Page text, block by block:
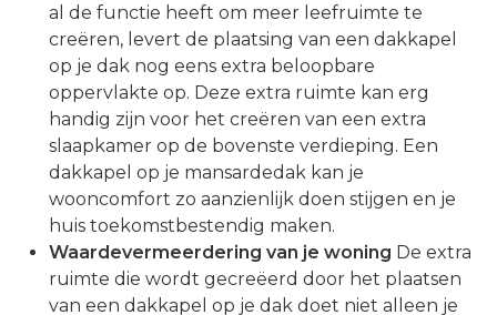
al de functie heeft om meer leefruimte te
creëren, levert de plaatsing van een dakkapel
op je dak nog eens extra beloopbare
oppervlakte op. Deze extra ruimte kan erg
handig zijn voor het creëren van een extra
slaapkamer op de bovenste verdieping. Een
dakkapel op je mansardedak kan je
wooncomfort zo aanzienlijk doen stijgen en je
huis toekomstbestendig maken.
Waardevermeerdering van je woning De extra
ruimte die wordt gecreëerd door het plaatsen
van een dakkapel op je dak doet niet alleen je